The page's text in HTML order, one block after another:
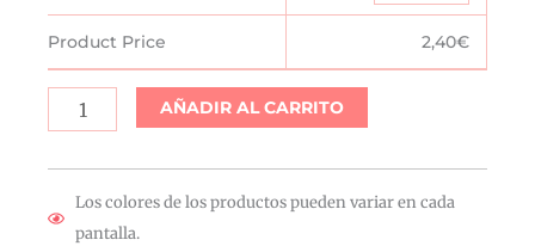
Product Price 2,40€
cantidad
AÑADIR AL CARRITO
Los colores de los productos pueden variar en cada
pantalla.